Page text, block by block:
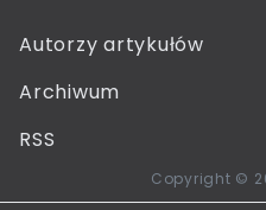
Autorzy artykułów
Archiwum
RSS
Copyright ©